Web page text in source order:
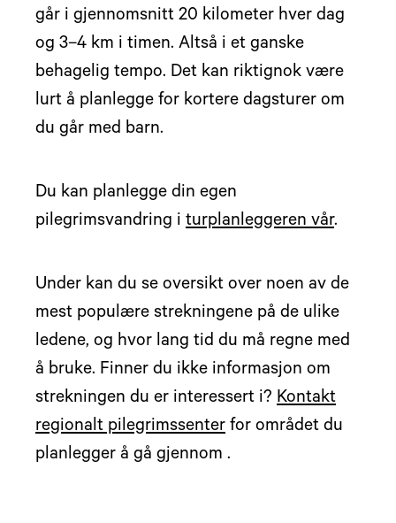
går i gjennomsnitt 20 kilometer hver dag
og 3–4 km i timen. Altså i et ganske
behagelig tempo. Det kan riktignok være
lurt å planlegge for kortere dagsturer om
du går med barn.
Du kan planlegge din egen
pilegrimsvandring i turplanleggeren vår.
Under kan du se oversikt over noen av de
mest populære strekningene på de ulike
ledene, og hvor lang tid du må regne med
å bruke. Finner du ikke informasjon om
strekningen du er interessert i? Kontakt
regionalt pilegrimssenter for området du
planlegger å gå gjennom .